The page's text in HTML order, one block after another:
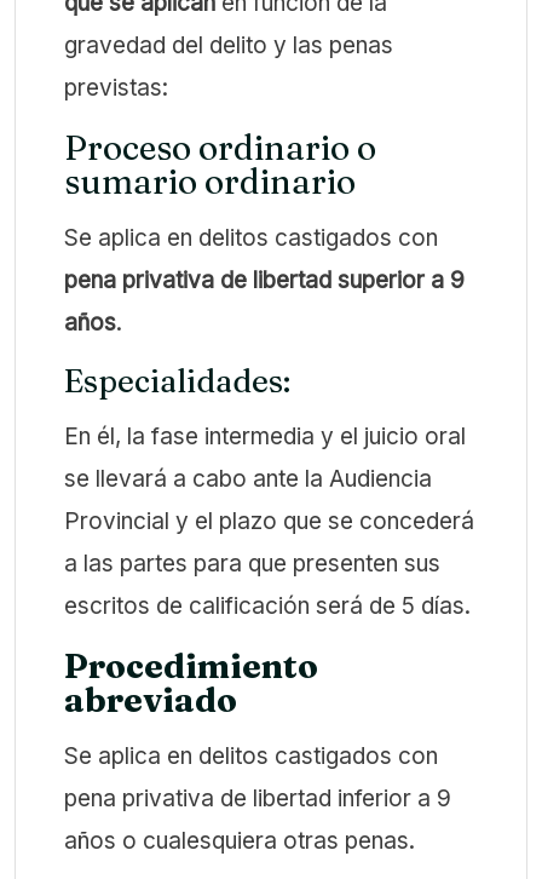
gravedad del delito y las penas
previstas:
Proceso ordinario o
sumario ordinario
Se aplica en delitos castigados con
pena privativa de libertad superior a 9
años.
Especialidades:
En él, la fase intermedia y el juicio oral
se llevará a cabo ante la Audiencia
Provincial y el plazo que se concederá
a las partes para que presenten sus
escritos de calificación será de 5 días.
Procedimiento
abreviado
Se aplica en delitos castigados con
pena privativa de libertad inferior a 9
años o cualesquiera otras penas.